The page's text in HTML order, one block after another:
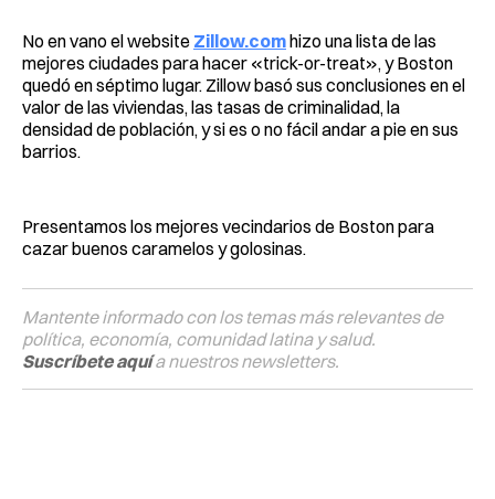
No en vano el website Zillow.comhizo una lista de las
mejores ciudades para hacer «trick-or-treat», y Boston
quedó en séptimo lugar. Zillow basó sus conclusiones en el
valor de las viviendas, las tasas de criminalidad, la
densidad de población, y si es o no fácil andar a pie en sus
barrios.
Presentamos los mejores vecindarios de Boston para
cazar buenos caramelos y golosinas.
Mantente informado con los temas más relevantes de
política, economía, comunidad latina y salud.
Suscríbete aquía nuestros newsletters.